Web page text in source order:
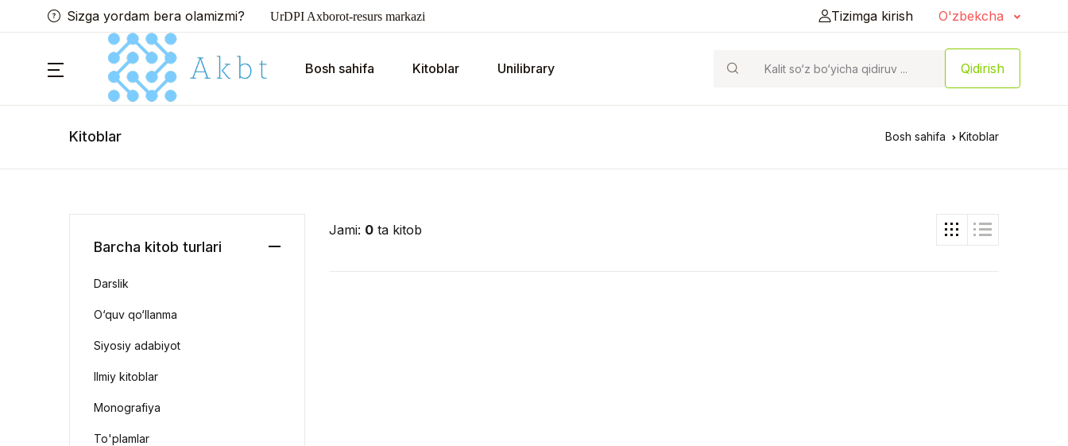
Sizga yordam bera olamizmi? UrDPI Axborot-resurs markazi Tizimga kirish O'zbekcha
Bosh sahifa Kitoblar Unilibrary Qidirish
Kitoblar Bosh sahifa Kitoblar
Jami: 0ta kitob
Barcha kitob turlari
Darslik
O‘quv qo‘llanma
Siyosiy adabiyot
Ilmiy kitoblar
Monografiya
To'plamlar